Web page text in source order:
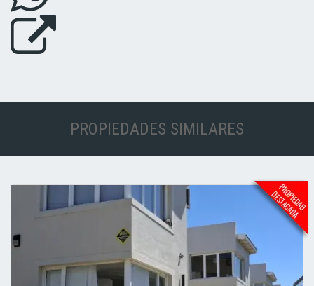
PROPIEDADES SIMILARES